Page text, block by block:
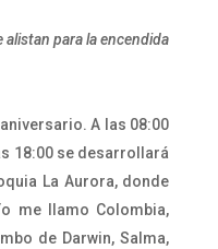
para la encendida
A las 08:00
18:00 se desarrollará
La Aurora, donde
me llamo Colombia,
de Darwin, Salma,